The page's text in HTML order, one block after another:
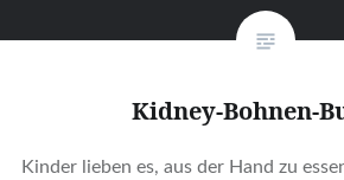
Kidney-Bohnen-
Kinder lieben es, aus der Hand zu